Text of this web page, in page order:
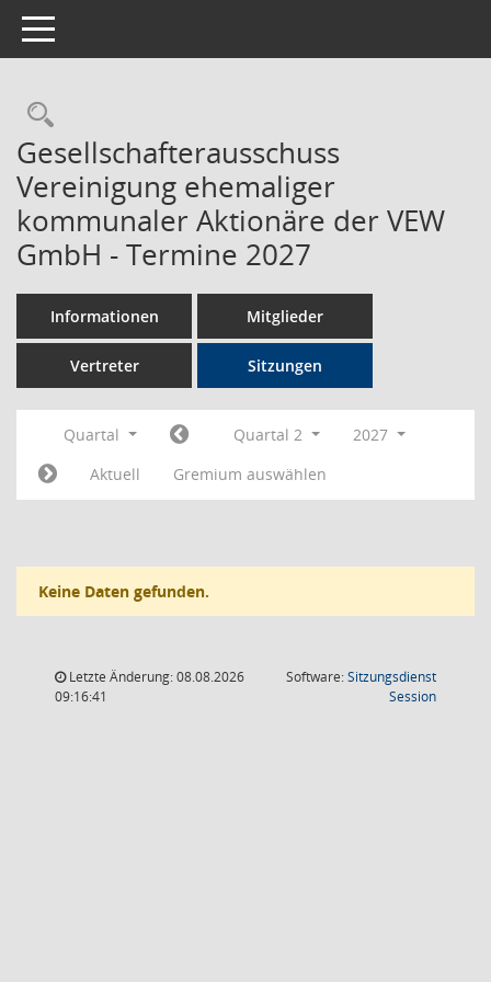
Toggle navigation
Rechercheauswahl
Gesellschafterausschuss
Vereinigung ehemaliger
kommunaler Aktionäre der VEW
GmbH - Termine 2027
Informationen Mitglieder
Vertreter Sitzungen
Quartal Quartal 2
2027
Aktuell
Gremium auswählen
Keine Daten gefunden.
Letzte Änderung: 08.08.2026
09:16:41
Software:Sitzungsdienst
Session(Wird in